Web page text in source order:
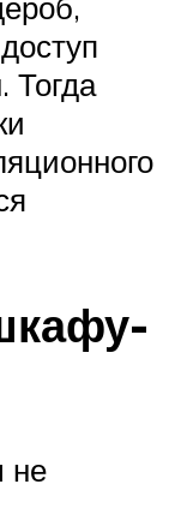
Тогда
не